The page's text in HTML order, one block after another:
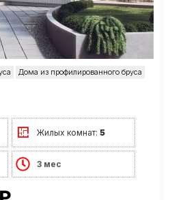
Дома из профилированного бруса
Жилых комнат:5
3 мес